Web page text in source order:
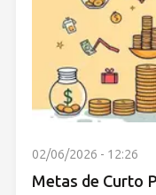
02/06/2026 - 12:26
Metas de Curto